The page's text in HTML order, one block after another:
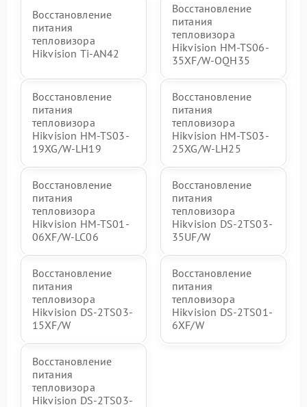
Восстановление
питания
тепловизора
Hikvision Ti-AN42
Восстановление
питания
тепловизора
Hikvision HM-TS06-
35XF/W-OQH35
Восстановление
питания
тепловизора
Hikvision HM-TS03-
19XG/W-LH19
Восстановление
питания
тепловизора
Hikvision HM-TS03-
25XG/W-LH25
Восстановление
питания
тепловизора
Hikvision HM-TS01-
06XF/W-LC06
Восстановление
питания
тепловизора
Hikvision DS-2TS03-
35UF/W
Восстановление
питания
тепловизора
Hikvision DS-2TS03-
15XF/W
Восстановление
питания
тепловизора
Hikvision DS-2TS01-
6XF/W
Восстановление
питания
тепловизора
Hikvision DS-2TS03-